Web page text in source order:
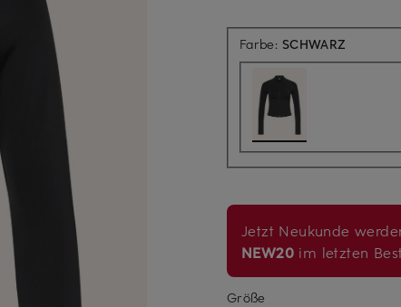
Farbe: SCHWARZ
Jetzt Neukunde
NEW20 im letzten
Größe